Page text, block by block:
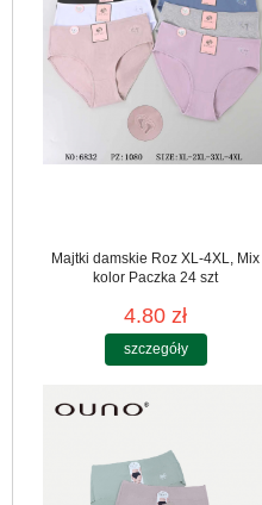
Majtki damskie Roz XL-4XL, Mix
kolor Paczka 24 szt
4.80 zł
szczegóły